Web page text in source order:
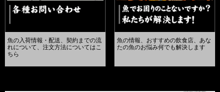
魚の入荷情報・配送、契約までの流
れについて、注文方法についてはこ
ちら
魚の情報、おすすめの飲食店、あな
たの魚のお悩み何でも解決します